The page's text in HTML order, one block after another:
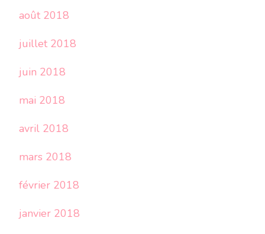
août 2018
juillet 2018
juin 2018
mai 2018
avril 2018
mars 2018
février 2018
janvier 2018